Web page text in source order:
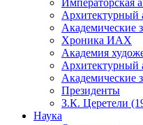
Академические
Хроника ИАХ
Академия
Президенты
З.К. Церетели
Наука